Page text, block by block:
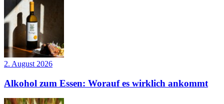
2. August 2026
Alkohol zum Essen: Worauf es wirklich ankommt